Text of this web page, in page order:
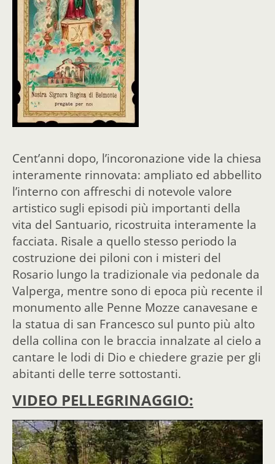
Cent’anni dopo, l’incoronazione vide la chiesa
interamente rinnovata: ampliato ed abbellito
l’interno con affreschi di notevole valore
artistico sugli episodi più importanti della
vita del Santuario, ricostruita interamente la
facciata. Risale a quello stesso periodo la
costruzione dei piloni con i misteri del
Rosario lungo la tradizionale via pedonale da
Valperga, mentre sono di epoca più recente il
monumento alle Penne Mozze canavesane e
la statua di san Francesco sul punto più alto
della collina con le braccia innalzate al cielo a
cantare le lodi di Dio e chiedere grazie per gli
abitanti delle terre sottostanti.
VIDEO PELLEGRINAGGIO: